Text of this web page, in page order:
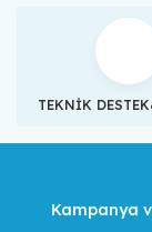
TEKNİK
Kampanya